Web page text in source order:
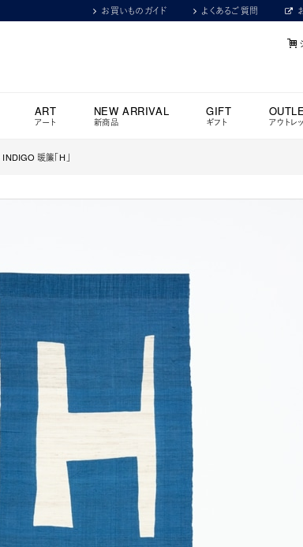
お買いものガイド よくあるご質問
ART
アート
NEW ARRIVAL
新商品
GIFT
ギフト アウトレ
暖簾「H」